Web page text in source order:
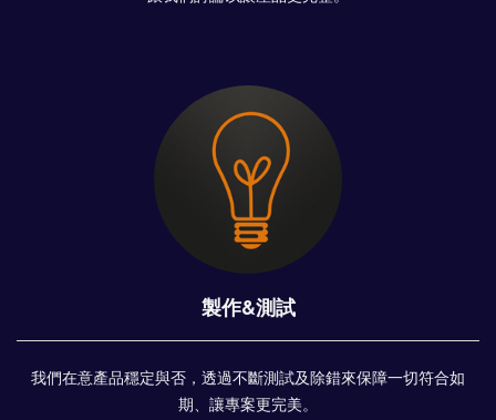
製作&測試
我們在意產品穩定與否，透過不斷測試及除錯來保障一切符合如
期、讓專案更完美。